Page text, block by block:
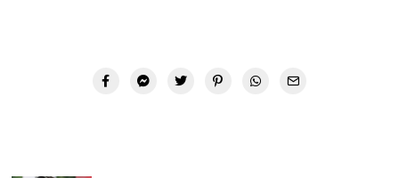
Top 40: Kjendis , røyking! – De